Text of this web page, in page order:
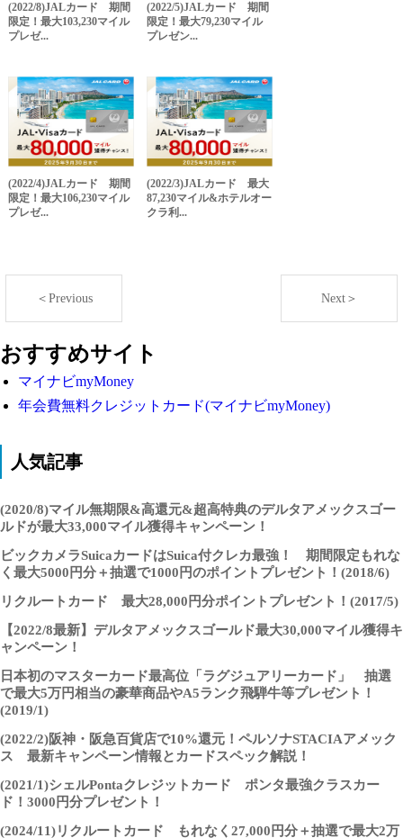
(2022/8)JALカード 期間
限定！最大103,230マイル
プレゼ...
(2022/5)JALカード 期間
限定！最大79,230マイル
プレゼン...
(2022/4)JALカード 期間
限定！最大106,230マイル
プレゼ...
(2022/3)JALカード 最大
87,230マイル&ホテルオー
クラ利...
＜Previous Next＞
おすすめサイト
マイナビmyMoney
年会費無料クレジットカード(マイナビmyMoney)
人気記事
(2020/8)マイル無期限&高還元&超高特典のデルタアメックスゴー
ルドが最大33,000マイル獲得キャンペーン！
ビックカメラSuicaカードはSuica付クレカ最強！ 期間限定もれな
く最大5000円分＋抽選で1000円のポイントプレゼント！(2018/6)
リクルートカード 最大28,000円分ポイントプレゼント！(2017/5)
【2022/8最新】デルタアメックスゴールド最大30,000マイル獲得キ
ャンペーン！
日本初のマスターカード最高位「ラグジュアリーカード」 抽選
で最大5万円相当の豪華商品やA5ランク飛騨牛等プレゼント！
(2019/1)
(2022/2)阪神・阪急百貨店で10%還元！ペルソナSTACIAアメック
ス 最新キャンペーン情報とカードスペック解説！
(2021/1)シェルPontaクレジットカード ポンタ最強クラスカー
ド！3000円分プレゼント！
(2024/11)リクルートカード もれなく27,000円分＋抽選で最大2万